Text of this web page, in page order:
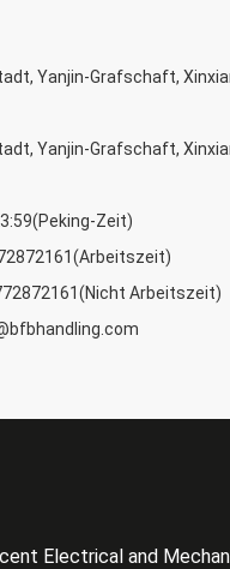
Yanjin-Grafschaft,
Yanjin-Grafschaft,
Zeit)
Arbeitszeit)
Electrical and